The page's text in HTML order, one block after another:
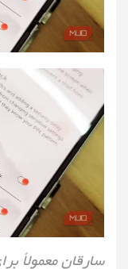
سارقان معمولاً